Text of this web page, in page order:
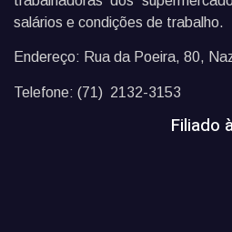
salários e condições de trabalho.
Endereço: Rua da Poeira, 80,
Telefone: (71) 2132-3153
Filiado